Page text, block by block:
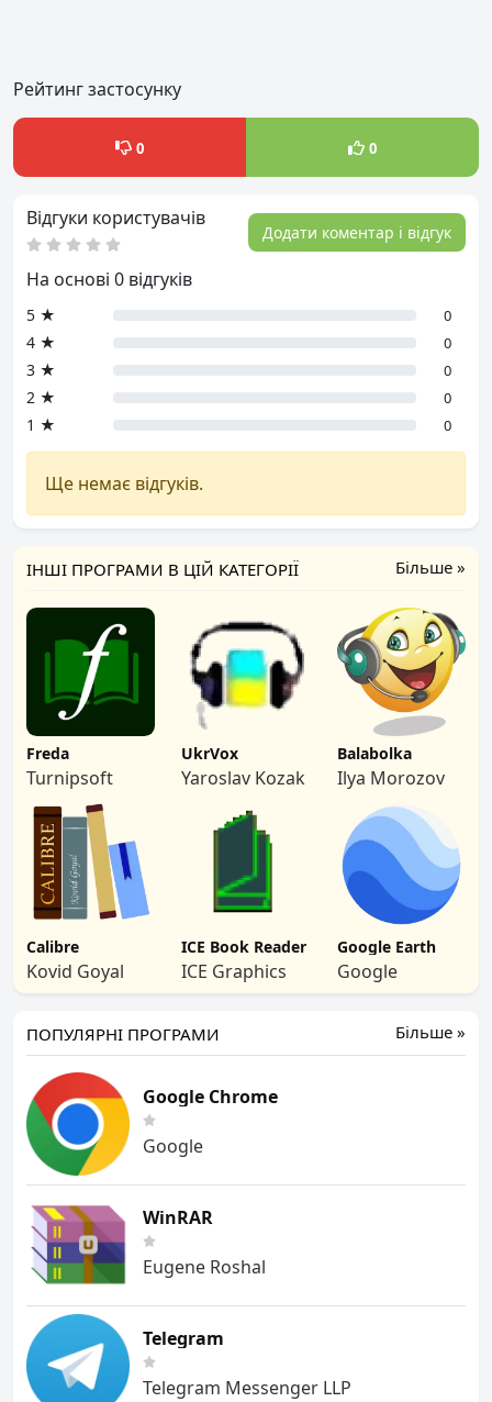
Рейтинг застосунку
0 0
Додати коментар і відгук
Відгуки користувачів
На основі 0 відгуків
5 ★ 0
4 ★ 0
3 ★ 0
2 ★ 0
1 ★ 0
Ще немає відгуків.
Більше »
ІНШІ ПРОГРАМИ В ЦІЙ КАТЕГОРІЇ
Freda
Turnipsoft
UkrVox
Yaroslav Kozak
Balabolka
Ilya Morozov
Calibre
Kovid Goyal
ICE Book Reader
ICE Graphics
Google Earth
Google
Більше »
ПОПУЛЯРНІ ПРОГРАМИ
Google Chrome
Google
WinRAR
Eugene Roshal
Telegram
Telegram Messenger LLP